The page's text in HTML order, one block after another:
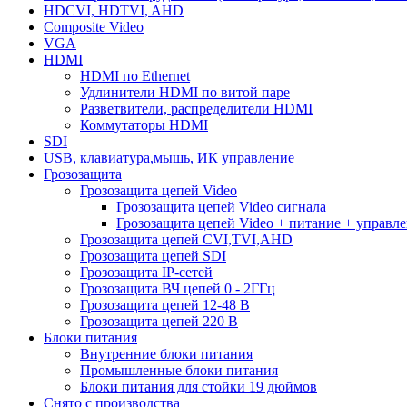
HDCVI, HDTVI, AHD
Composite Video
VGA
HDMI
HDMI по Ethernet
Удлинители HDMI по витой паре
Разветвители, распределители HDMI
Коммутаторы HDMI
SDI
USB, клавиатура,мышь, ИК управление
Грозозащита
Грозозащита цепей Video
Грозозащита цепей Video сигнала
Грозозащита цепей Video + питание +
Грозозащита цепей CVI,TVI,AHD
Грозозащита цепей SDI
Грозозащита IP-сетей
Грозозащита ВЧ цепей 0 - 2ГГц
Грозозащита цепей 12-48 В
Грозозащита цепей 220 В
Блоки питания
Внутренние блоки питания
Промышленные блоки питания
Блоки питания для стойки 19 дюймов
Снято с производства